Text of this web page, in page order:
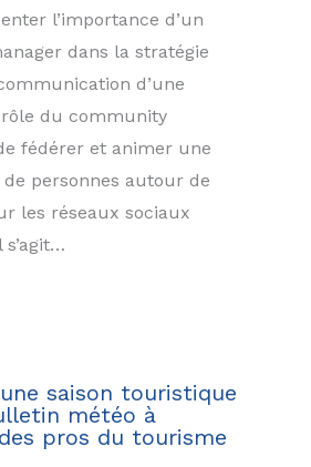
l’importance d’un
dans la stratégie
d’une
du community
fédérer et animer une
personnes autour de
les réseaux sociaux
saison touristique
météo à
pros du tourisme